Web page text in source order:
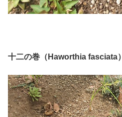
十二の巻（Haworthia fasciata）